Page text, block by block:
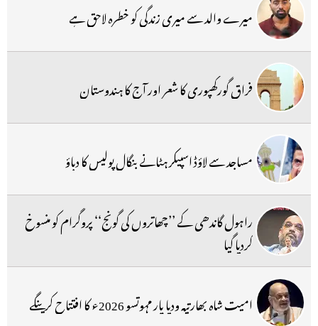
میرے والد سے میری زندگی کو خطرہ لاحق ہے
فراق گورکھپوری کا شعر اور آج کا ہندوستان
مساجد سے لاؤڈ اسپیکر ہٹانے بنگال پولیس کا دباؤ
راہول گاندھی کے ’’چھاتروں کی گونج‘‘ پروگرام کو منسوخ
کردیا گیا
امیت شاہ بھارتیہ ودیا پار مہوتسو 2026ء کا افتتاح کرینگے